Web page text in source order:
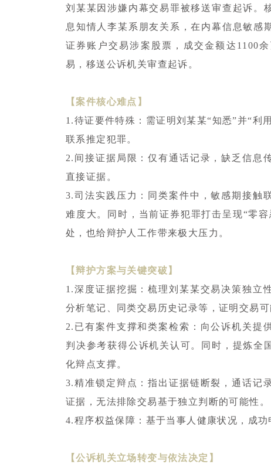
刘某某因涉嫌内幕交易罪被移送审查起诉。
息知情人李某系朋友关系，在内幕信息敏感
证券账户交易涉案股票，成交金额达1100
易，移送公诉机关审查起诉。
【案件核心难点】
1.待证要件特殊：需证明刘某某“知悉”并“利
联系推定犯罪。
2.间接证据局限：仅有通话记录，缺乏信息
直接证据。
3.司法实践压力：同类案件中，敏感期接触
难度大。同时，当前证券犯罪打击呈现“零
处，也给辩护人工作带来极大压力。
【辩护方案与关键突破】
1.深度证据挖掘：梳理刘某某交易决策独立
分析笔记、同类交易历史记录等，证明交易
2.已有案件支撑和类案检索：向公诉机关提
判决参考获得公诉机关认可。同时，提炼全
化辩点支撑。
3.精准锁定辩点：指出证据链断裂，通话记
证据，无法排除交易基于独立判断的可能性。
4.程序权益保障：基于当事人健康状况，成功
【公诉机关立场转变与依法决定】